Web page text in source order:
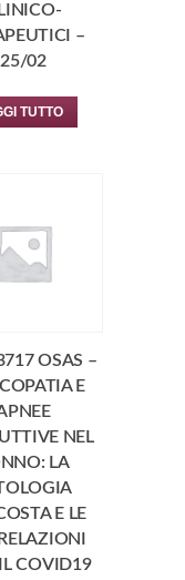
–
25/02
TUTTO
OSAS –
E
NEL
LA
E LE
COVID19